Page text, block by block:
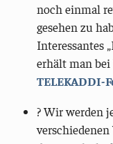
noch einmal
gesehen zu
Interessantes
erhält man
TELEKADDI-
? Wir werden